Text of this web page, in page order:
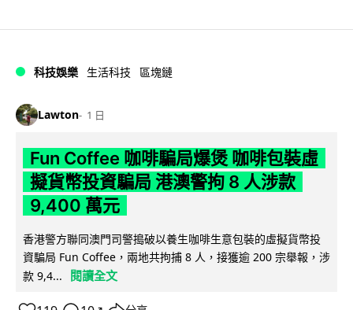
科技娛樂 生活科技 區塊鏈
Lawton 1 日
Fun Coffee 咖啡騙局爆煲 咖啡包裝虛
擬貨幣投資騙局 港澳警拘 8 人涉款
9,400 萬元
香港警方聯同澳門司警搗破以養生咖啡生意包裝的虛擬貨幣投
資騙局 Fun Coffee，兩地共拘捕 8 人，接獲逾 200 宗舉報，涉
款 9,4...
閱讀全文